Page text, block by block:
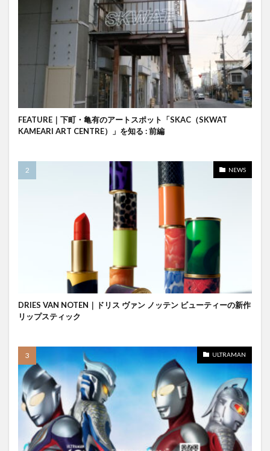
FEATURE｜下町・亀有のアートスポット「SKAC（SKWAT
KAMEARI ART CENTRE）」を知る : 前編
NEWS
DRIES VAN NOTEN｜ドリス ヴァン ノッテン ビューティーの新作
リップスティック
ULTRAMAN